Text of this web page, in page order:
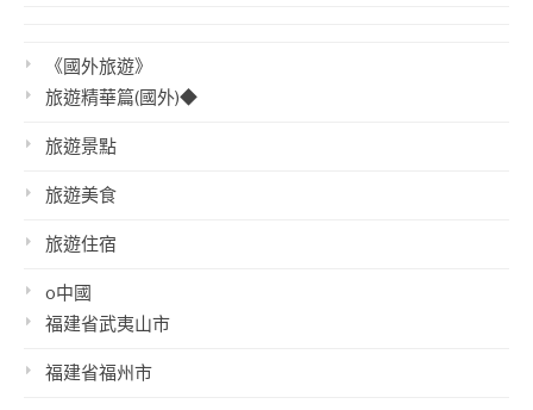
《國外旅遊》
旅遊精華篇(國外)◆
旅遊景點
旅遊美食
旅遊住宿
o中國
福建省武夷山市
福建省福州市